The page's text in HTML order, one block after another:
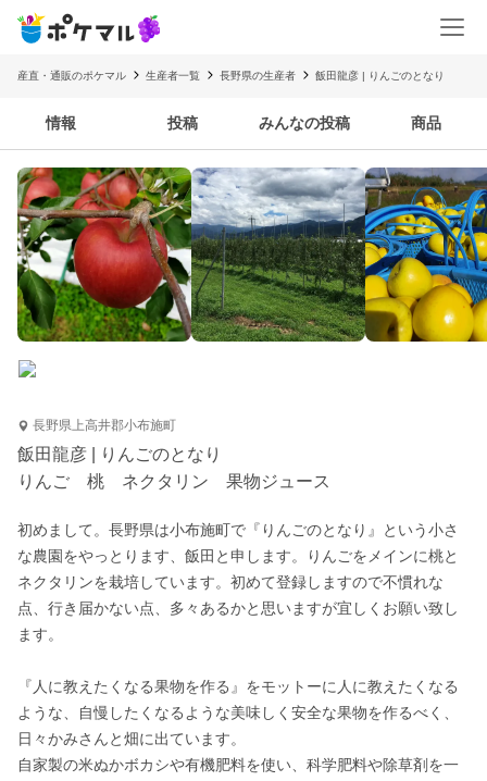
産直・通販のポケマル 生産者一覧 長野県の生産者 飯田龍彦 | りんごのとなり
情報 投稿 みんなの投稿 商品
長野県上高井郡小布施町
飯田龍彦 | りんごのとなり
りんご 桃 ネクタリン 果物ジュース
初めまして。長野県は小布施町で『りんごのとなり』という小さ
な農園をやっとります、飯田と申します。りんごをメインに桃と
ネクタリンを栽培しています。初めて登録しますので不慣れな
点、行き届かない点、多々あるかと思いますが宜しくお願い致し
ます。
『人に教えたくなる果物を作る』をモットーに人に教えたくなる
ような、自慢したくなるような美味しく安全な果物を作るべく、
日々かみさんと畑に出ています。
自家製の米ぬかボカシや有機肥料を使い、科学肥料や除草剤を一